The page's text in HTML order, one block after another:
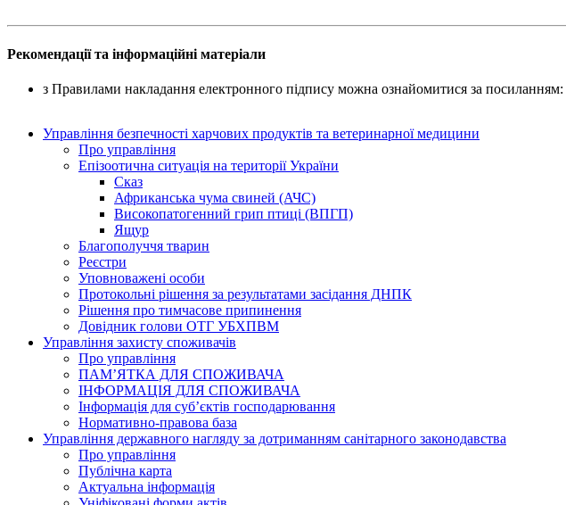
Рекомендації та інформаційні матеріали
з Правилами накладання електронного підпису можна ознайомитися за посиланням:
Управління безпечності харчових продуктів та ветеринарної медицини
Про управління
Епізоотична ситуація на території України
Сказ
Африканська чума свиней (АЧС)
Високопатогенний грип птиці (ВПГП)
Ящур
Благополуччя тварин
Реєстри
Уповноважені особи
Протокольні рішення за результатами засідання ДНПК
Рішення про тимчасове припинення
Довідник голови ОТГ УБХПВМ
Управління захисту споживачів
Про управління
ПАМ’ЯТКА ДЛЯ СПОЖИВАЧА
ІНФОРМАЦІЯ ДЛЯ СПОЖИВАЧА
Інформація для суб’єктів господарювання
Нормативно-правова база
Управління державного нагляду за дотриманням санітарного законодавства
Про управління
Публічна карта
Актуальна інформація